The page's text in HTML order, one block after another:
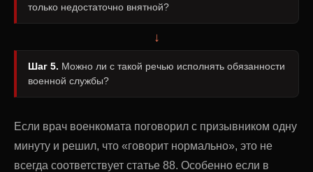
только недостаточно внятной?
↓
Шаг 5. Можно ли с такой речью исполнять обязанности
военной службы?
Если врач военкомата поговорил с призывником одну
минуту и решил, что «говорит нормально», это не
всегда соответствует статье 88. Особенно если в